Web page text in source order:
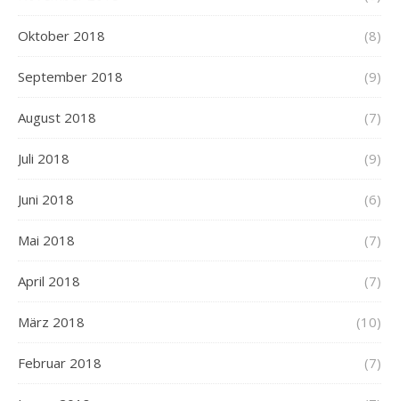
Oktober 2018 (8)
September 2018 (9)
August 2018 (7)
Juli 2018 (9)
Juni 2018 (6)
Mai 2018 (7)
April 2018 (7)
März 2018 (10)
Februar 2018 (7)